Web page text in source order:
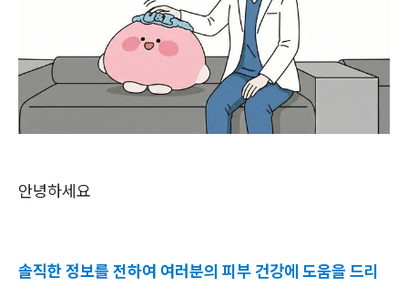
안녕하세요
솔직한 정보를 전하여 여러분의 피부 건강에 도움을 드리